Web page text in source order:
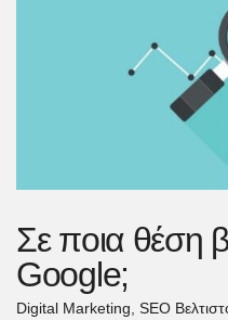
Σε ποια θέση
Google;
Digital Marketing, SEO